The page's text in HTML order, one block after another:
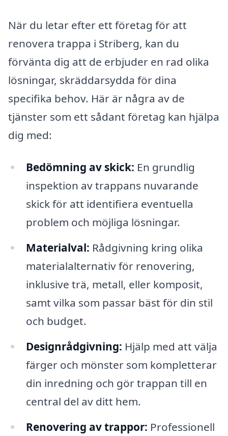
När du letar efter ett företag för att
renovera trappa i Striberg, kan du
förvänta dig att de erbjuder en rad olika
lösningar, skräddarsydda för dina
specifika behov. Här är några av de
tjänster som ett sådant företag kan hjälpa
dig med:
Bedömning av skick: En grundlig
inspektion av trappans nuvarande
skick för att identifiera eventuella
problem och möjliga lösningar.
Materialval: Rådgivning kring olika
materialalternativ för renovering,
inklusive trä, metall, eller komposit,
samt vilka som passar bäst för din stil
och budget.
Designrådgivning: Hjälp med att välja
färger och mönster som kompletterar
din inredning och gör trappan till en
central del av ditt hem.
Renovering av trappor: Professionell